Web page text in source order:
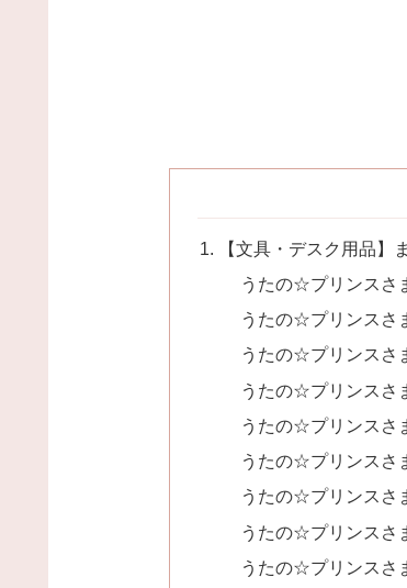
【文具・デスク用品】
うたの☆プリンスさ
うたの☆プリンスさ
うたの☆プリンスさ
うたの☆プリンスさ
うたの☆プリンスさ
うたの☆プリンスさ
うたの☆プリンスさ
うたの☆プリンスさ
うたの☆プリンスさ